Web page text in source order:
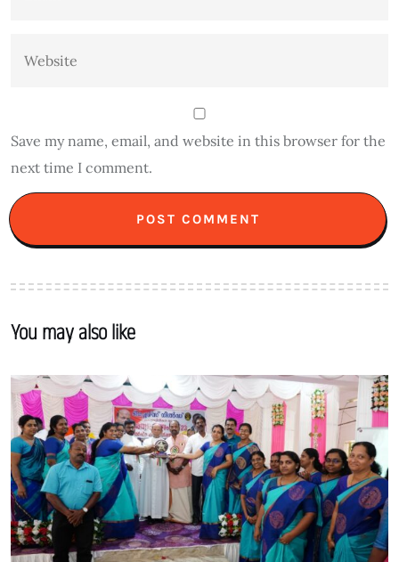
Save my name, email, and website in this browser for the
next time I comment.
You may also like